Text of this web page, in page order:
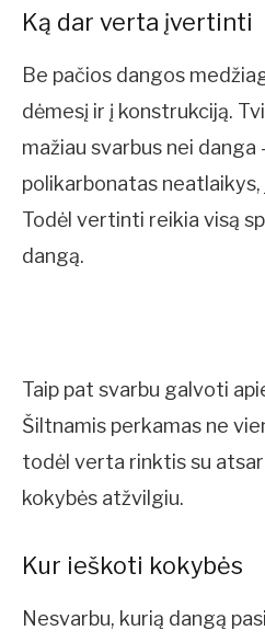
Ką dar verta įvertinti
Be pačios dangos
dėmesį ir į konstrukciją.
mažiau svarbus nei
polikarbonatas neatlaikys,
Todėl vertinti reikia visą
dangą.
Taip pat svarbu galvoti
Šiltnamis perkamas ne
todėl verta rinktis su
kokybės atžvilgiu.
Kur ieškoti kokybės
Nesvarbu, kurią dangą